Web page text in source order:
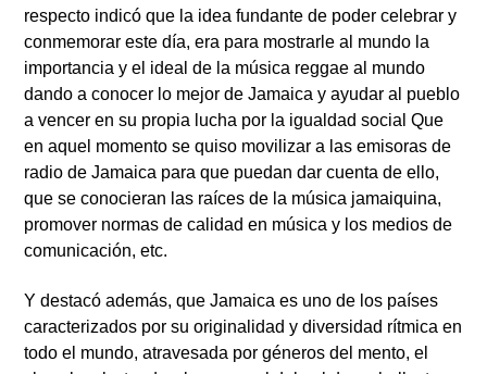
respecto indicó que la idea fundante de poder celebrar y
conmemorar este día, era para mostrarle al mundo la
importancia y el ideal de la música reggae al mundo
dando a conocer lo mejor de Jamaica y ayudar al pueblo
a vencer en su propia lucha por la igualdad social Que
en aquel momento se quiso movilizar a las emisoras de
radio de Jamaica para que puedan dar cuenta de ello,
que se conocieran las raíces de la música jamaiquina,
promover normas de calidad en música y los medios de
comunicación, etc.
Y destacó además, que Jamaica es uno de los países
caracterizados por su originalidad y diversidad rítmica en
todo el mundo, atravesada por géneros del mento, el